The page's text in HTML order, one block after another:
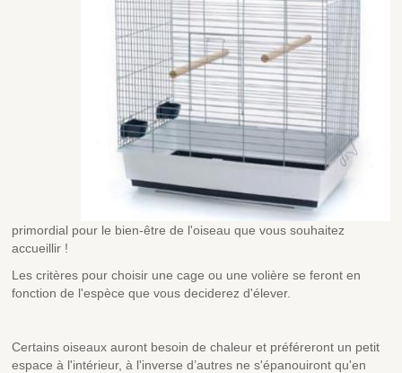
primordial pour le bien-être de l'oiseau que vous souhaitez
accueillir !
Les critères pour choisir une cage ou une volière se feront en
fonction de l'espèce que vous deciderez d'élever.
Certains oiseaux auront besoin de chaleur et préféreront un petit
espace à l'intérieur, à l'inverse d’autres ne s'épanouiront qu'en